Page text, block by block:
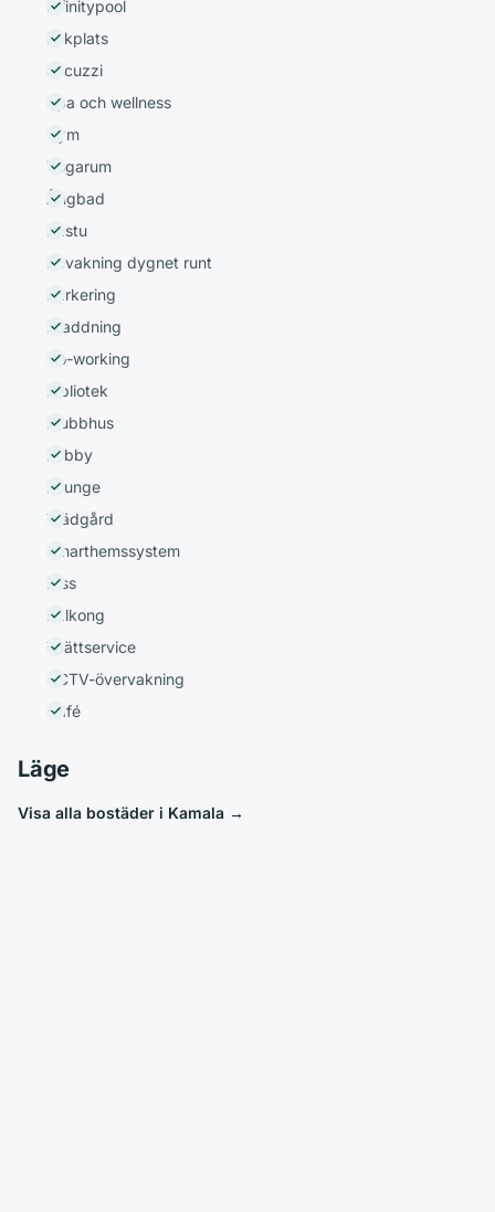
Infinitypool
Lekplats
Jacuzzi
Spa och wellness
Gym
Yogarum
Ångbad
Bastu
Bevakning dygnet runt
Parkering
Elladdning
Co-working
Bibliotek
Klubbhus
Lobby
Lounge
Trädgård
Smarthemssystem
Hiss
Balkong
Tvättservice
CCTV-övervakning
Café
Läge
Visa alla bostäder i Kamala →